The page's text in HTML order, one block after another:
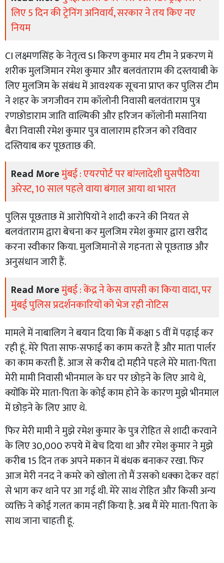
लिए 5 दिन की ट्रेनिंग अनिवार्य, सरकार ने तय किए नए
नियम
CI लक्ष्मणसिंह के नेतृत्व SI किरण कुमार मय टीम ने प्रकरण में
शरीक मुलजिमान रमेश कुमार और बलवंताराम की दस्तयाबी के
लिए मुलजिम के संबंध में आवश्यक सूचना प्राप्त कर पुलिस टीम
ने शहर के जगजीवन राम कॉलोनी निवासी बलवंताराम पुत्र
रणछोडाराम जाति वाल्मिकी और हरिजन कॉलोनी मसानिया
बैरा निवासी रमेश कुमार पुत्र वालाराम हरिजन को रविवार
दस्तियाब कर पूछताछ की.
Read Moreमुंबई : एयरपोर्ट पर बांग्लादेशी घुसपैठिया
अरेस्ट, 10 साल पहले वाया बंगाल आया था भारत
पुलिस पूछताछ में आरोपियों ने शादी करने की नियत से
बलवंताराम द्वारा बेचना कर मुलजिम रमेश कुमार द्वारा खरीद
करना स्वीकार किया. मुलजिमानों से गहनता से पूछताछ और
अनुसंधान जारी हैं.
Read Moreमुंबई : केंद्र ने केस वापसी का किया वादा, पर
मुंबई पुलिस प्रदर्शनकारियों को भेज रही नोटिस
मामले में नाबालिग ने बयान दिया कि मैं कक्षा 5 वीं में पढ़ाई कर
रही हूं. मेरे पिता साफ-सफाई का काम करते हैं और माता पार्लर
का काम करती हैं. आज से करीब दो महीने पहले मेरे माता-पिता
मेरी मामी निवासी भीनमाल के घर पर छोड़ने के लिए आये थे,
क्योंकि मेरे माता-पिता के कोई काम होने के कारण मुझे भीनमाल
में छोड़ने के लिए आए थे.
फिर मेरी मामी ने मुझे रमेश कुमार के पुत्र रोहित से शादी करवाने
के लिए 30,000 रुपये में बेच दिया था और रमेश कुमार ने मुझे
करीब 15 दिन तक अपने मकान में बंधक बनाकर रखा. फिर
आज मेरी ननद ने कमरे को खोला तो मैं उसको धक्का देकर वहां
से भाग कर थाने पर आ गई थी. मेरे साथ रोहित और किसी अन्य
व्यक्ति ने कोई गलत काम नहीं किया है. अब मैं मेरे माता-पिता के
साथ जाना चाहती हूं.